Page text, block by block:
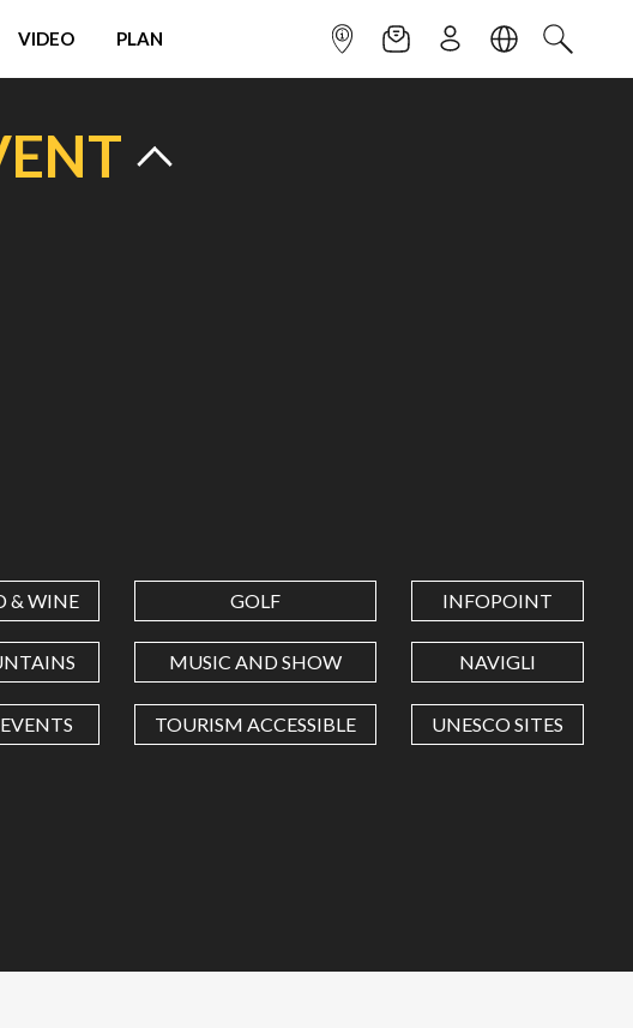
VIDEO PLAN INFOPOINTNEWSLETTER
SIGN UPLANGUAGE
SEARCH
& WINE GOLF INFOPOINT
MUSIC AND SHOW NAVIGLI
TOURISM ACCESSIBLE UNESCO SITES